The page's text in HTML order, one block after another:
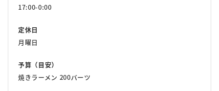
17:00-0:00
定休日
月曜日
予算（目安）
焼きラーメン 200バーツ